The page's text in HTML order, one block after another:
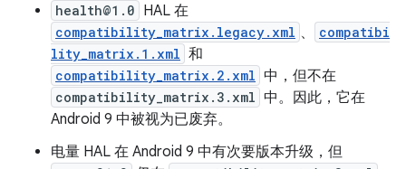
health@1.0 HAL 在
compatibility_matrix.legacy.xml 、
compatibi
lity_matrix.1.xml 和
compatibility_matrix.2.xml 中，但不在
compatibility_matrix.3.xml 中。因此，它在
Android 9 中被视为已废弃。
电量 HAL 在 Android 9 中有次要版本升级，但